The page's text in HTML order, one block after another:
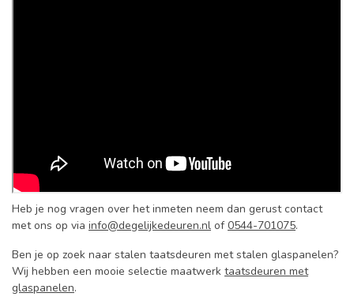
Heb je nog vragen over het inmeten neem dan gerust contact
met ons op via info@degelijkedeuren.nl of0544-701075.
Ben je op zoek naar stalen taatsdeuren met stalen glaspanelen?
Wij hebben een mooie selectie maatwerk taatsdeuren met
glaspanelen.